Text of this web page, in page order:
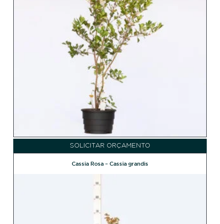
SOLICITAR ORÇAMENTO
Cassia Rosa – Cassia grandis